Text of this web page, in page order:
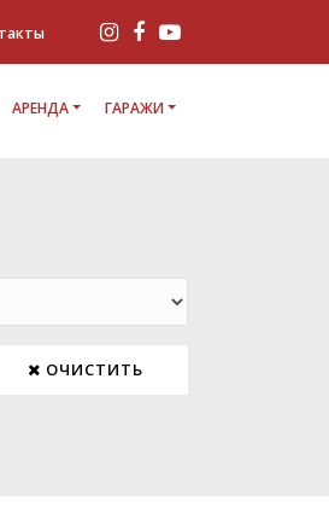
АРЕНДА ГАРАЖИ
ОЧИСТИТЬ